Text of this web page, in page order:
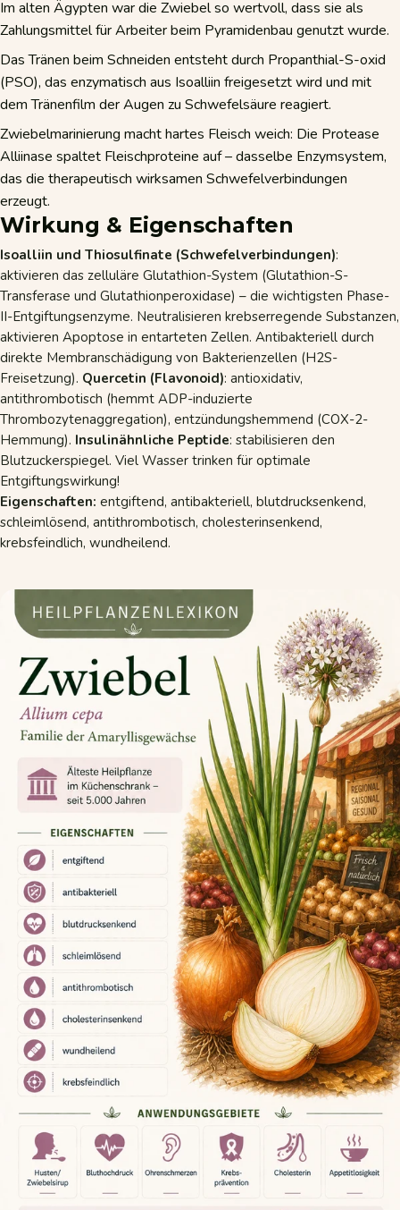
Im alten Ägypten war die Zwiebel so wertvoll, dass sie als
Zahlungsmittel für Arbeiter beim Pyramidenbau genutzt wurde.
Das Tränen beim Schneiden entsteht durch Propanthial-S-oxid
(PSO), das enzymatisch aus Isoalliin freigesetzt wird und mit
dem Tränenfilm der Augen zu Schwefelsäure reagiert.
Zwiebelmarinierung macht hartes Fleisch weich: Die Protease
Alliinase spaltet Fleischproteine auf – dasselbe Enzymsystem,
das die therapeutisch wirksamen Schwefelverbindungen
erzeugt.
Wirkung & Eigenschaften
Isoalliin und Thiosulfinate (Schwefelverbindungen):
aktivieren das zelluläre Glutathion-System (Glutathion-S-
Transferase und Glutathionperoxidase) – die wichtigsten Phase-
II-Entgiftungsenzyme. Neutralisieren krebserregende Substanzen,
aktivieren Apoptose in entarteten Zellen. Antibakteriell durch
direkte Membranschädigung von Bakterienzellen (H2S-
Freisetzung). Quercetin (Flavonoid): antioxidativ,
antithrombotisch (hemmt ADP-induzierte
Thrombozytenaggregation), entzündungshemmend (COX-2-
Hemmung). Insulinähnliche Peptide: stabilisieren den
Blutzuckerspiegel. Viel Wasser trinken für optimale
Entgiftungswirkung!
Eigenschaften: entgiftend, antibakteriell, blutdrucksenkend,
schleimlösend, antithrombotisch, cholesterinsenkend,
krebsfeindlich, wundheilend.